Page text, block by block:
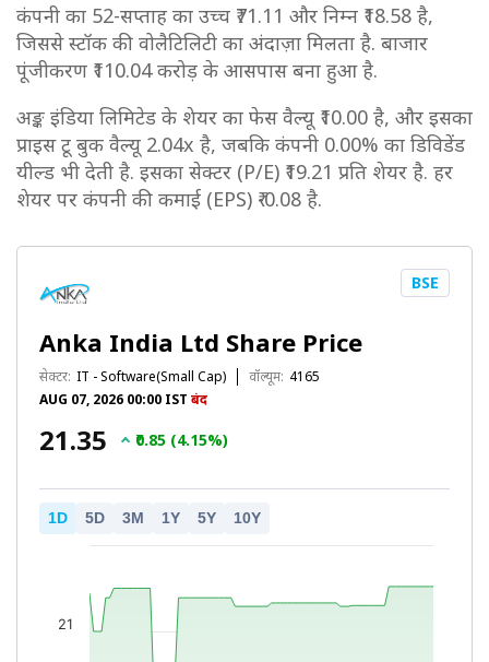
कंपनी का 52-सप्ताह का उच्च ₹71.11 और निम्न ₹18.58 है,
जिससे स्टॉक की वोलैटिलिटी का अंदाज़ा मिलता है. बाजार
पूंजीकरण ₹110.04 करोड़ के आसपास बना हुआ है.
अङ्क इंडिया लिमिटेड के शेयर का फेस वैल्यू ₹10.00 है, और इसका
प्राइस टू बुक वैल्यू 2.04x है, जबकि कंपनी 0.00% का डिविडेंड
यील्ड भी देती है. इसका सेक्टर (P/E) ₹19.21 प्रति शेयर है. हर
शेयर पर कंपनी की कमाई (EPS) ₹-0.08 है.
Anka India Ltd Share Price
सेक्टर: IT - Software(Small Cap) वॉल्यूम: 4165
AUG 07, 2026 00:00 IST बंद
BSE
₹21.35 ₹0.85 (4.15%)
1D 5D 3M 1Y 5Y 10Y
21